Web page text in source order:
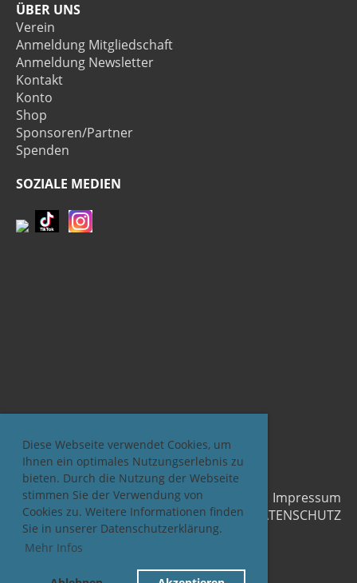
Diese Webseite verwendet Cookies, um
Ihnen ein optimales Nutzungserlebnis zu
bieten. Durch die Nutzung der Webseite
stimmen Sie der Verwendung von
Cookies zu. Weitere Informationen finden
Sie in unserer Datenschutzerklärung.
Mehr Infos
ÜBER UNS
Verein
Anmeldung Mitgliedschaft
Anmeldung Newsletter
Kontakt
Konto
Shop
Sponsoren/Partner
Spenden
SOZIALE MEDIEN
Impressum
DATENSCHUTZ
© 2026 KÄLTENETZWERK.ch